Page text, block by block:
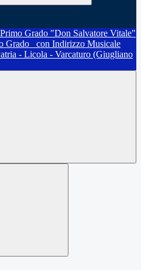
Grado
con Indirizzo Musicale
- Licola - Varcaturo (Giugliano